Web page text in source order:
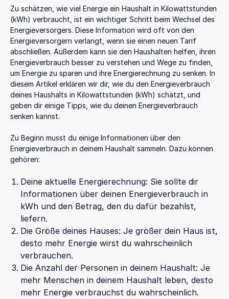
Zu schätzen, wie viel Energie ein Haushalt in Kilowattstunden
(kWh) verbraucht, ist ein wichtiger Schritt beim Wechsel des
Energieversorgers. Diese Information wird oft von den
Energieversorgern verlangt, wenn sie einen neuen Tarif
abschließen. Außerdem kann sie den Haushalten helfen, ihren
Energieverbrauch besser zu verstehen und Wege zu finden,
um Energie zu sparen und ihre Energierechnung zu senken. In
diesem Artikel erklären wir dir, wie du den Energieverbrauch
deines Haushalts in Kilowattstunden (kWh) schätzt, und
geben dir einige Tipps, wie du deinen Energieverbrauch
senken kannst.
Zu Beginn musst du einige Informationen über den
Energieverbrauch in deinem Haushalt sammeln. Dazu können
gehören:
Deine aktuelle Energierechnung: Sie sollte dir
Informationen über deinen Energieverbrauch in
kWh und den Betrag, den du dafür bezahlst,
liefern.
Die Größe deines Hauses: Je größer dein Haus ist,
desto mehr Energie wirst du wahrscheinlich
verbrauchen.
Die Anzahl der Personen in deinem Haushalt: Je
mehr Menschen in deinem Haushalt leben, desto
mehr Energie verbrauchst du wahrscheinlich.